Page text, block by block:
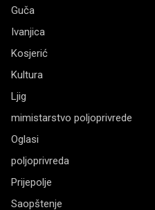
Guča
Ivanjica
Kosjerić
Kultura
Ljig
mimistarstvo poljoprivrede
Oglasi
poljoprivreda
Prijepolje
Saopštenje